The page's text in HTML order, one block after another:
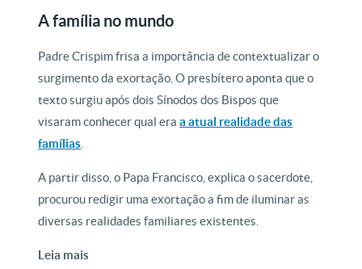
A família no mundo
Padre Crispim frisa a importância de contextualizar o
surgimento da exortação. O presbítero aponta que o
texto surgiu após dois Sínodos dos Bispos que
visaram conhecer qual eraa atual realidade das
famílias
A partir disso, o Papa Francisco, explica o sacerdote,
procurou redigir uma exortação a fim de iluminar as
diversas realidades familiares existentes.
Leia mais